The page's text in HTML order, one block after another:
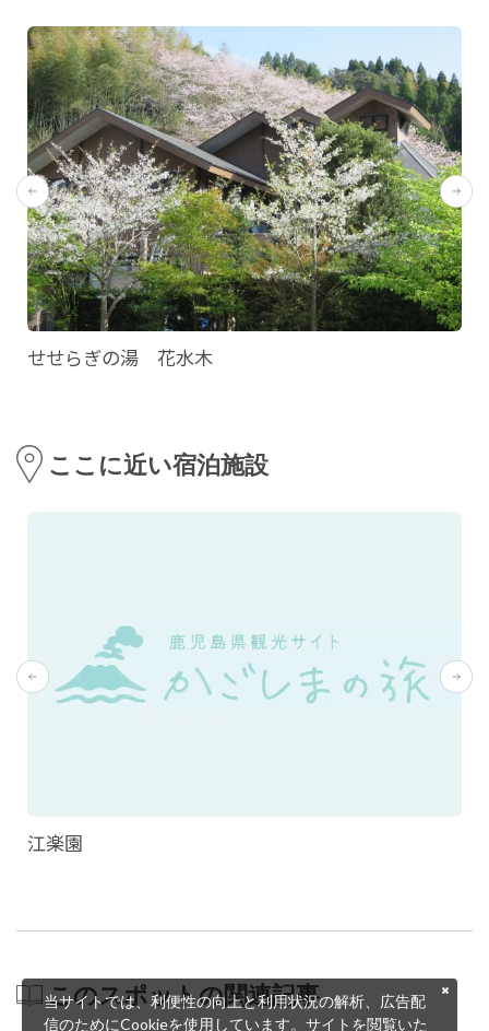
せせらぎの湯 花水木
ここに近い宿泊施設
江楽園
このスポットの関連記事
当サイトでは、利便性の向上と利用状況の解析、広告配
信のためにCookieを使用しています。サイトを閲覧いた